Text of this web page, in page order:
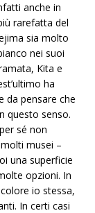
anche in
rarefatta del
sia molto
nei suoi
Kita e
ha
da pensare che
questo senso.
sé non
musei –
una superficie
opzioni. In
io stessa,
In certi casi